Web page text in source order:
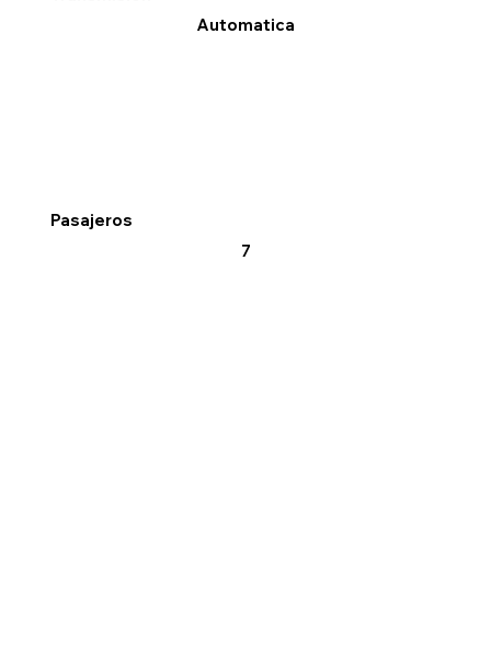
Automatica
Pasajeros
7